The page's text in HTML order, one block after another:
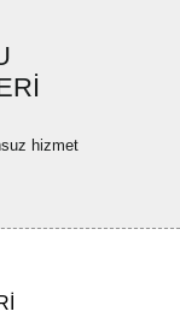
hizmet